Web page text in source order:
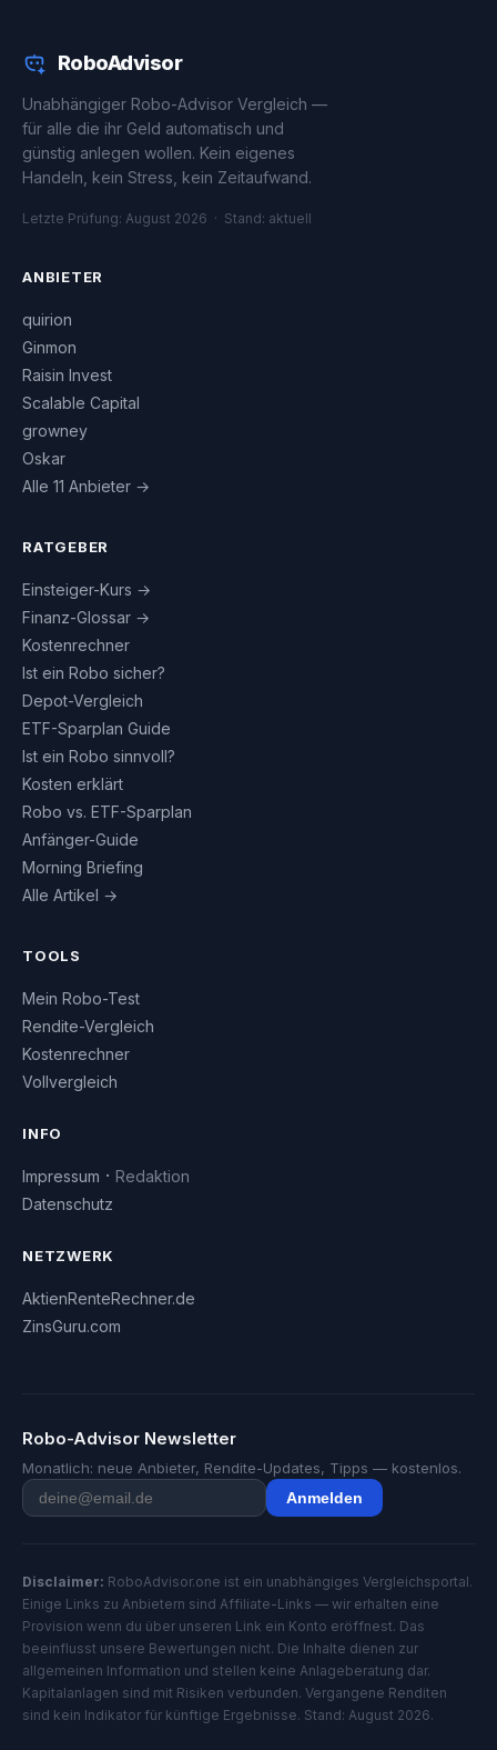
RoboAdvisor
Unabhängiger Robo-Advisor Vergleich —
für alle die ihr Geld automatisch und
günstig anlegen wollen. Kein eigenes
Handeln, kein Stress, kein Zeitaufwand.
Letzte Prüfung: August 2026 · Stand: aktuell
ANBIETER
quirion
Ginmon
Raisin Invest
Scalable Capital
growney
Oskar
Alle 11 Anbieter →
RATGEBER
Einsteiger-Kurs →
Finanz-Glossar →
Kostenrechner
Ist ein Robo sicher?
Depot-Vergleich
ETF-Sparplan Guide
Ist ein Robo sinnvoll?
Kosten erklärt
Robo vs. ETF-Sparplan
Anfänger-Guide
Morning Briefing
Alle Artikel →
TOOLS
Mein Robo-Test
Rendite-Vergleich
Kostenrechner
Vollvergleich
INFO
Impressum · Redaktion
Datenschutz
NETZWERK
AktienRenteRechner.de
ZinsGuru.com
Robo-Advisor Newsletter
Monatlich: neue Anbieter, Rendite-Updates, Tipps — kostenlos.
Anmelden
Disclaimer: RoboAdvisor.one ist ein unabhängiges Vergleichsportal.
Einige Links zu Anbietern sind Affiliate-Links — wir erhalten eine
Provision wenn du über unseren Link ein Konto eröffnest. Das
beeinflusst unsere Bewertungen nicht. Die Inhalte dienen zur
allgemeinen Information und stellen keine Anlageberatung dar.
Kapitalanlagen sind mit Risiken verbunden. Vergangene Renditen
sind kein Indikator für künftige Ergebnisse. Stand: August 2026.